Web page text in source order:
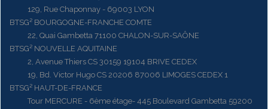
129, Rue Chaponnay - 69003 LYON
BTSG² BOURGOGNE-FRANCHE COMTE
22, Quai Gambetta 71100 CHALON-SUR-SAÔNE
BTSG² NOUVELLE AQUITAINE
2, Avenue Thiers CS 30159 19104 BRIVE CEDEX
19, Bd. Victor Hugo CS 20206 87006 LIMOGES CEDEX 1
BTSG² HAUT-DE-FRANCE
Tour MERCURE - 6ème étage- 445 Boulevard Gambetta 59200